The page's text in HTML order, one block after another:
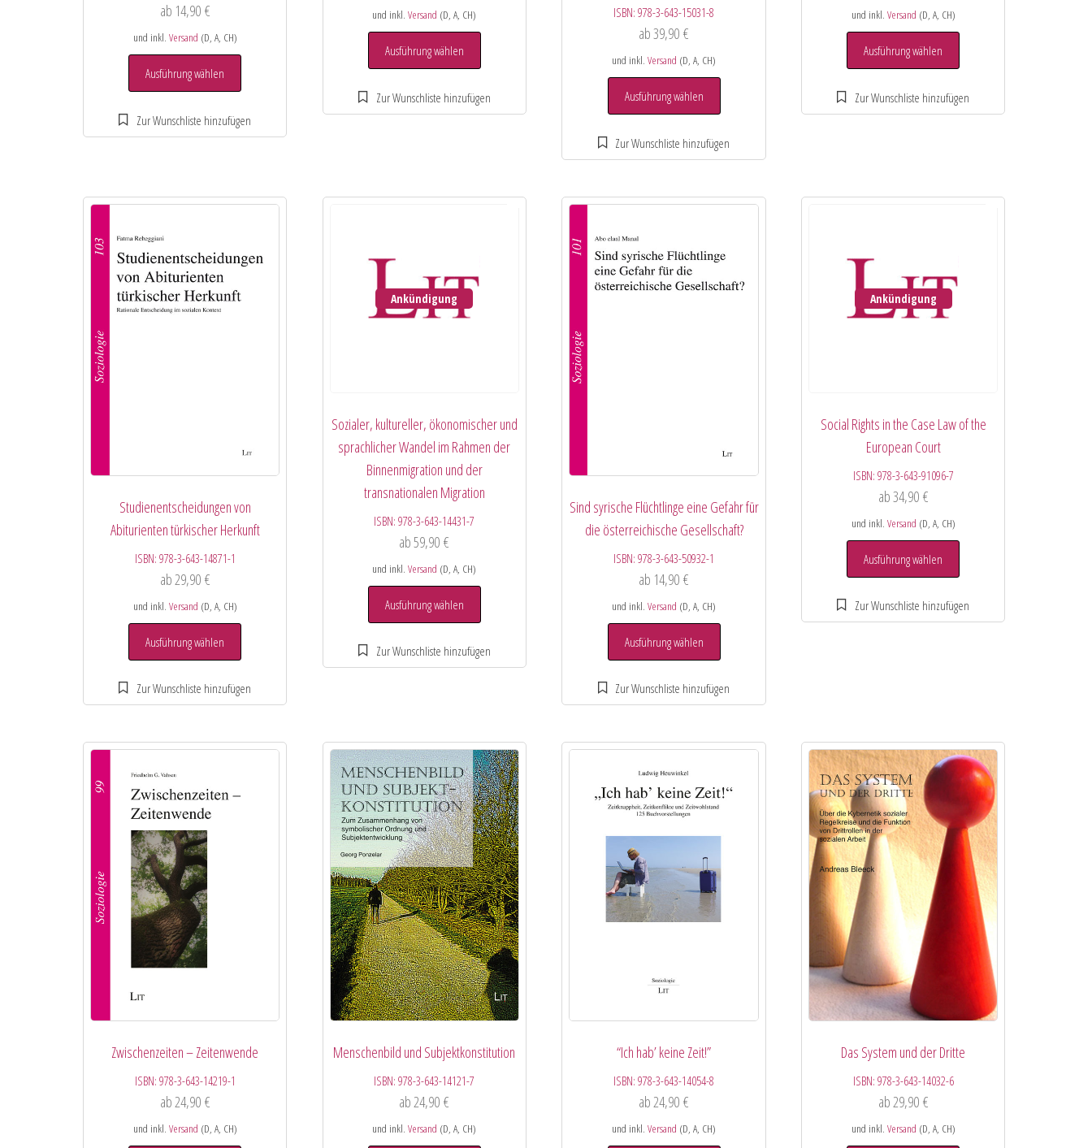
ab 14,90 €
und inkl. Versand (D, A, CH)
Ausführung wählen
und inkl.Versand (D, A, CH)
Ausführung wählen
ISBN:978-3-643-15031-8
ab39,90€
und inkl.Versand (D, A, CH)
Ausführung wählen
und inkl. Versand (D, A, CH)
Ausführung wählen
Studienentscheidungen von
Abiturienten türkischer Herkunft
ISBN: 978-3-643-14871-1
ab 29,90 €
und inkl. Versand (D, A, CH)
Ausführung wählen
Ankündigung
Sozialer, kultureller, ökonomischer und
sprachlicher Wandel im Rahmen der
Binnenmigration und der
transnationalen Migration
ISBN:978-3-643-14431-7
ab59,90€
und inkl.Versand (D, A, CH)
Ausführung wählen
Sind syrische Flüchtlinge eine Gefahr für
die österreichische Gesellschaft?
ISBN:978-3-643-50932-1
ab 14,90€
und inkl.Versand (D, A, CH)
Ausführung wählen
Ankündigung
Social Rights in the Case Law of the
European Court
ISBN: 978-3-643-91096-7
ab34,90 €
und inkl. Versand (D, A, CH)
Ausführung wählen
Zwischenzeiten – Zeitenwende
ISBN: 978-3-643-14219-1
ab24,90 €
und inkl. Versand (D, A, CH)
Menschenbild und Subjektkonstitution
ISBN:978-3-643-14121-7
ab24,90€
und inkl.Versand (D, A, CH)
“Ich hab’ keine Zeit!”
ISBN:978-3-643-14054-8
ab24,90€
und inkl.Versand (D, A, CH)
Das System und der Dritte
ISBN: 978-3-643-14032-6
ab29,90 €
und inkl. Versand (D, A, CH)